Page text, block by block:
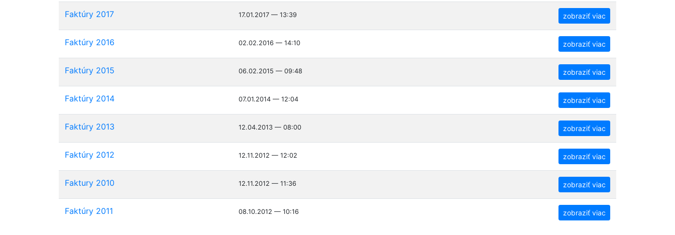
Faktúry 2017 17.01.2017 — 13:39 zobraziť viac
Faktúry 2016 02.02.2016 — 14:10 zobraziť viac
Faktúry 2015 06.02.2015 — 09:48 zobraziť viac
Faktúry 2014 07.01.2014 — 12:04 zobraziť viac
Faktúry 2013 12.04.2013 — 08:00 zobraziť viac
Faktúry 2012 12.11.2012 — 12:02 zobraziť viac
Faktury 2010 12.11.2012 — 11:36 zobraziť viac
Faktúry 2011 08.10.2012 — 10:16 zobraziť viac